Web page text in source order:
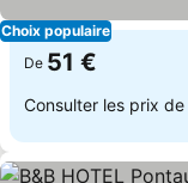
Choix populaire
De 51 €
Consulter les prix de